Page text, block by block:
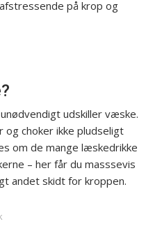
på krop og
udskiller væske.
og choker ikke pludseligt
om de mange læskedrikke
– her får du masssevis
andet skidt for kroppen.